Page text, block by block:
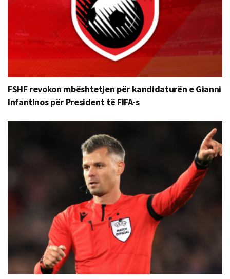
FSHF revokon mbështetjen për kandidaturën e Gianni
Infantinos për President të FIFA-s